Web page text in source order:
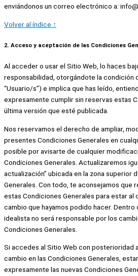
enviándonos un correo electrónico a:
Volver al índice ↑
2. Acceso y aceptación de las Condiciones
Al acceder o usar el Sitio Web, lo haces
responsabilidad, otorgándote la condición
“Usuario/s”) e implica que has leído,
expresamente cumplir sin reservas estas
última versión que esté publicada.
Nos reservamos el derecho de ampliar,
presentes Condiciones Generales en
posible por avisarte de cualquier
Condiciones Generales. Actualizaremos
actualización” ubicada en la zona superior
Generales. Con todo, te aconsejamos que
estas Condiciones Generales para estar
cambio que hayamos podido hacer. Dentro
idealista no será responsable por los
Condiciones Generales.
Si accedes al Sitio Web con posterioridad
cambio en las Condiciones Generales,
expresamente las nuevas Condiciones